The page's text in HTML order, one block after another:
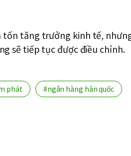
tốn tăng trưởng kinh tế,
sẽ tiếp tục được điều chỉnh.
phát #ngân hàng hàn quốc